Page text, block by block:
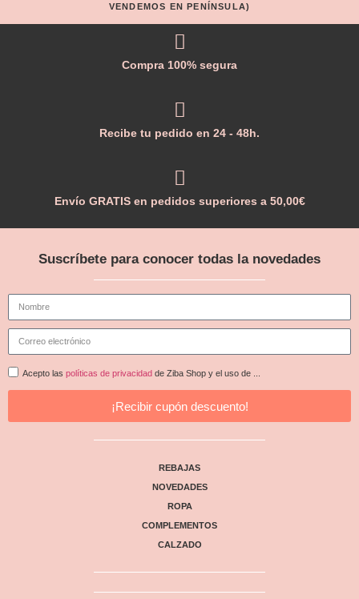
VENDEMOS EN PENÍNSULA)
Compra 100% segura
Recibe tu pedido en 24 - 48h.
Envío GRATIS en pedidos superiores a 50,00€
Suscríbete para conocer todas la novedades
Acepto las políticas de privacidad de Ziba Shop y el uso de ...
¡Recibir cupón descuento!
REBAJAS
NOVEDADES
ROPA
COMPLEMENTOS
CALZADO